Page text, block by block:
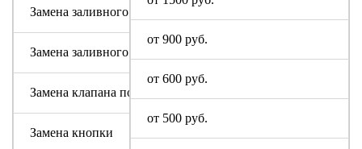
от 900 руб.
от 600 руб.
от 500 руб.
Замена заливного клапана (КЭНа)
Замена заливного шланга
Замена клапана подачи воды
Замена кнопки